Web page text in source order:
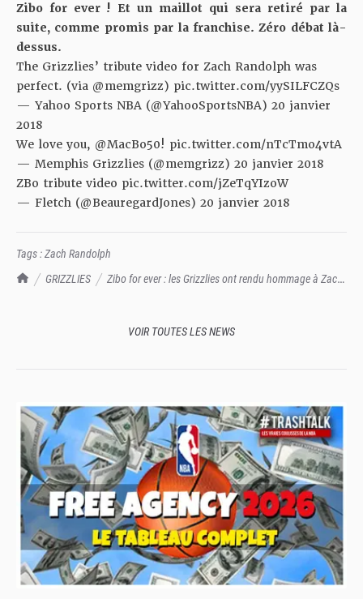
TrashTalk Actu NBA
GRIZZLIES
Zibo for ever : les Grizzlies ont rendu hommage à Zach
Zibo for ever ! Et un maillot qui sera retiré par la
suite, comme promis par la franchise. Zéro débat là-
dessus.
The Grizzlies’ tribute video for Zach Randolph was
perfect. (via @memgrizz) pic.twitter.com/yySILFCZQs
— Yahoo Sports NBA (@YahooSportsNBA) 20 janvier
2018
We love you, @MacBo50! pic.twitter.com/nTcTmo4vtA
— Memphis Grizzlies (@memgrizz) 20 janvier 2018
ZBo tribute video pic.twitter.com/jZeTqYIzoW
— Fletch (@BeauregardJones) 20 janvier 2018
Tags :Zach Randolph
VOIR TOUTES LES NEWS